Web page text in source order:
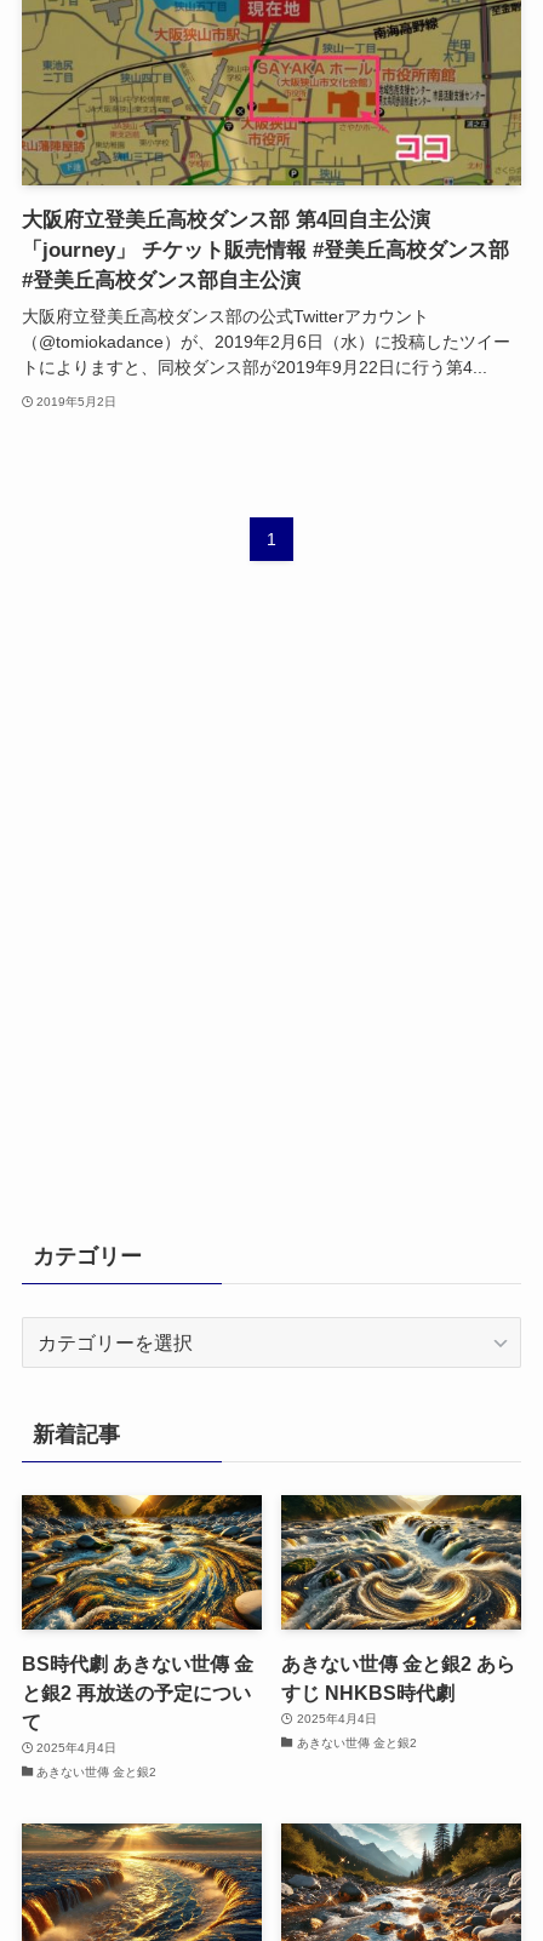
大阪府立登美丘高校ダンス部 第4回自主公演
「journey」 チケット販売情報 #登美丘高校ダンス部
#登美丘高校ダンス部自主公演
大阪府立登美丘高校ダンス部の公式Twitterアカウント
（@tomiokadance）が、2019年2月6日（水）に投稿したツイー
トによりますと、同校ダンス部が2019年9月22日に行う第4...
2019年5月2日
1
カテゴリー
リ
ー
新着記事
BS時代劇 あきない世傳 金
と銀2 再放送の予定につい
て
2025年4月4日
あきない世傳 金と銀2
あきない世傳 金と銀2 あら
すじ NHKBS時代劇
2025年4月4日
あきない世傳 金と銀2